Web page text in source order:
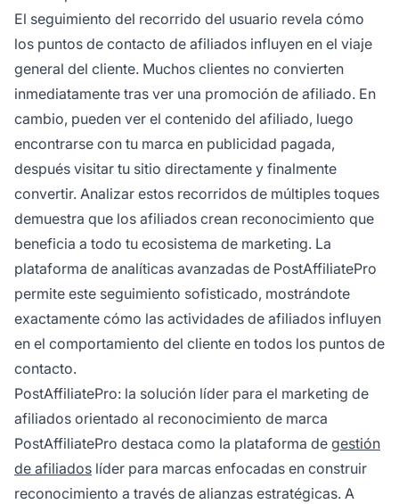
El seguimiento del recorrido del usuario revela cómo
los puntos de contacto de afiliados influyen en el viaje
general del cliente. Muchos clientes no convierten
inmediatamente tras ver una promoción de afiliado. En
cambio, pueden ver el contenido del afiliado, luego
encontrarse con tu marca en publicidad pagada,
después visitar tu sitio directamente y finalmente
convertir. Analizar estos recorridos de múltiples toques
demuestra que los afiliados crean reconocimiento que
beneficia a todo tu ecosistema de marketing. La
plataforma de analíticas avanzadas de PostAffiliatePro
permite este seguimiento sofisticado, mostrándote
exactamente cómo las actividades de afiliados influyen
en el comportamiento del cliente en todos los puntos de
contacto.
PostAffiliatePro: la solución líder para el marketing de
afiliados orientado al reconocimiento de marca
PostAffiliatePro destaca como la plataforma de gestión
de afiliados líder para marcas enfocadas en construir
reconocimiento a través de alianzas estratégicas. A